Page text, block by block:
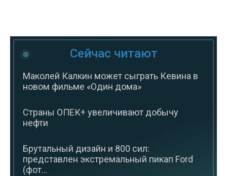
Сейчас читают
Маколей Калкин может сыграть Кевина в
новом фильме «Один дома»
Страны ОПЕК+ увеличивают добычу
нефти
Брутальный дизайн и 800 сил:
представлен экстремальный пикап Ford
(фот...